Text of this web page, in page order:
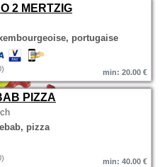
2 MERTZIG
portugaise
min: 20.00 €
PIZZA
pizza
min: 40.00 €